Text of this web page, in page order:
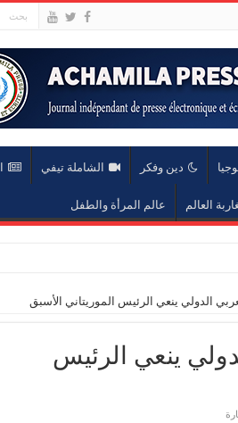
دين وفكر الشاملة تيفي
العالم عالم المرأة والطفل
الدولي ينعي الرئيس الموريتاني الأسبق
ينعي الرئيس